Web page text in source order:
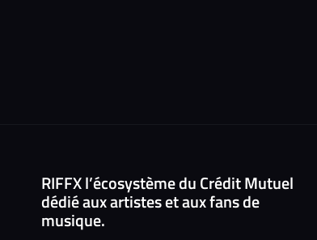
RIFFX l’écosystème du Crédit Mutuel
dédié aux artistes et aux fans de
musique.